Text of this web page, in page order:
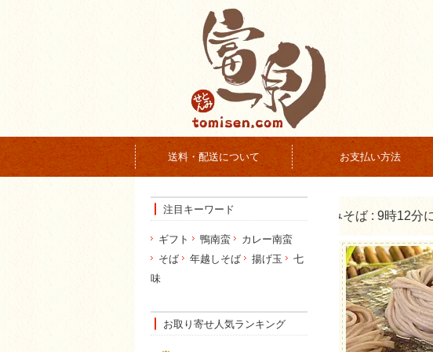
送料・配送について お支払い方法
注目キーワード
ギフト 鴨南蛮
カレー南蛮
そば
年越しそば 揚げ玉
七
味
お取り寄せ人気ランキング